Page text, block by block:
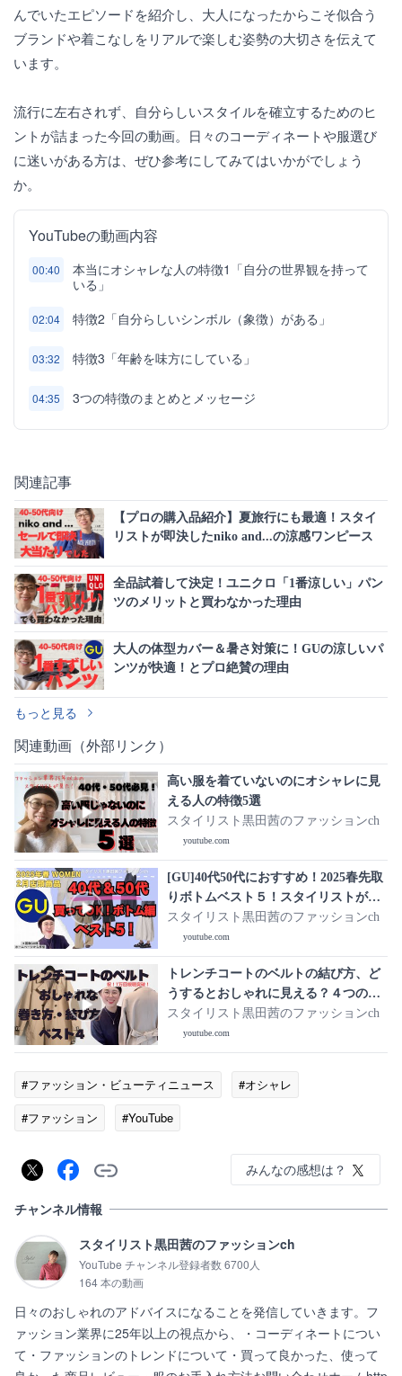
んでいたエピソードを紹介し、大人になったからこそ似合う
ブランドや着こなしをリアルで楽しむ姿勢の大切さを伝えて
います。
流行に左右されず、自分らしいスタイルを確立するためのヒ
ントが詰まった今回の動画。日々のコーディネートや服選び
に迷いがある方は、ぜひ参考にしてみてはいかがでしょう
か。
YouTubeの動画内容
00:40
本当にオシャレな人の特徴1「自分の世界観を持って
いる」
02:04 特徴2「自分らしいシンボル（象徴）がある」
03:32 特徴3「年齢を味方にしている」
04:35 3つの特徴のまとめとメッセージ
関連記事
【プロの購入品紹介】夏旅行にも最適！スタイ
リストが即決したniko and...の涼感ワンピース
全品試着して決定！ユニクロ「1番涼しい」パン
ツのメリットと買わなかった理由
大人の体型カバー＆暑さ対策に！GUの涼しいパ
ンツが快適！とプロ絶賛の理由
もっと見る
関連動画（外部リンク）
高い服を着ていないのにオシャレに見
える人の特徴5選
スタイリスト黒田茜のファッションch
youtube.com
[GU]40代50代におすすめ！2025春先取
りボトムベスト５！スタイリストが商
品レビューします。
スタイリスト黒田茜のファッションch
youtube.com
トレンチコートのベルトの結び方、ど
うするとおしゃれに見える？４つの巻
き方をレクチャーします。
スタイリスト黒田茜のファッションch
youtube.com
#ファッション・ビューティニュース
#オシャレ
#ファッション
#YouTube
みんなの感想は？
チャンネル情報
スタイリスト黒田茜のファッションch
YouTube チャンネル登録者数 6700人
164 本の動画
日々のおしゃれのアドバイスになることを発信していきます。フ
ァッション業界に25年以上の視点から、・コーディネートについ
て・ファッションのトレンドについて・買って良かった、使って